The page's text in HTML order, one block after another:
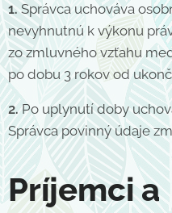
1.Správca uchováva
nevyhnutnú k výkonu
zo zmluvného vzťahu
po dobu 3 rokov od
2.Po uplynutí doby
Správca povinný údaje
Príjemci a